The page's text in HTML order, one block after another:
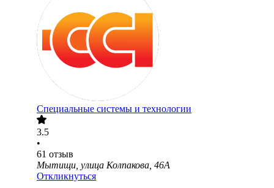
Специальные системы и технологии
3.5
•
61 отзыв
Мытищи, улица Колпакова, 46А
Откликнуться